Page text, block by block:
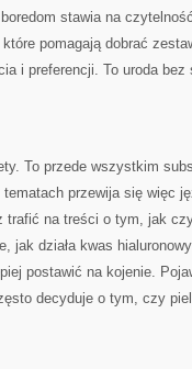
stawia na
pomagają dobrać
i preferencji. To uroda bez
To przede wszystkim
tematach przewija się więc
trafić na treści o tym, jak
jak działa kwas
postawić na kojenie.
decyduje o tym, czy